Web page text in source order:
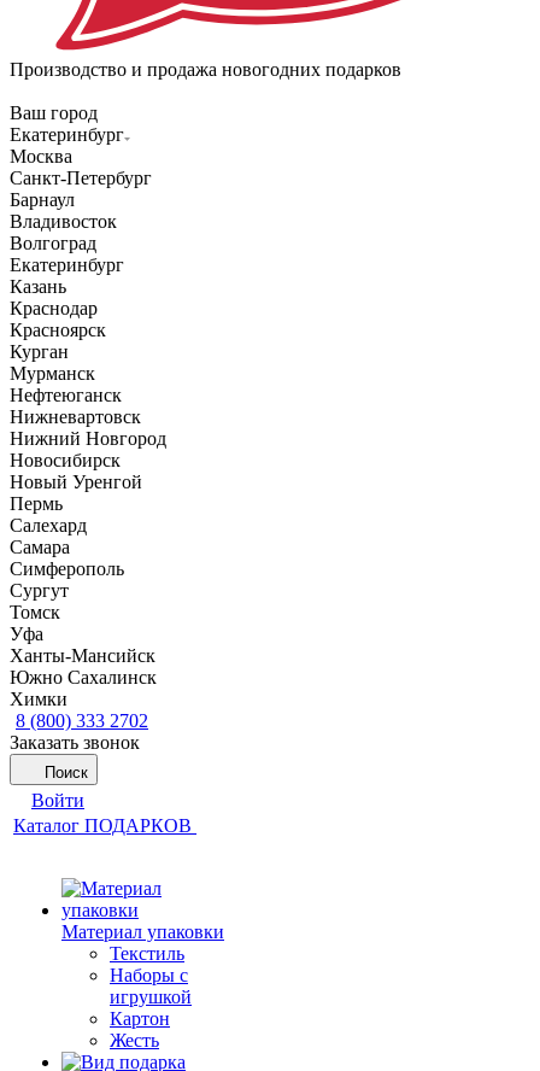
Производство и продажа новогодних подарков
Ваш город
Екатеринбург
Москва
Санкт-Петербург
Барнаул
Владивосток
Волгоград
Екатеринбург
Казань
Краснодар
Красноярск
Курган
Мурманск
Нефтеюганск
Нижневартовск
Нижний Новгород
Новосибирск
Новый Уренгой
Пермь
Салехард
Самара
Симферополь
Сургут
Томск
Уфа
Ханты-Мансийск
Южно Сахалинск
Химки
8 (800) 333 2702
Заказать звонок
Поиск
Войти
Каталог ПОДАРКОВ
Материал упаковки
Текстиль
Наборы с
игрушкой
Картон
Жесть